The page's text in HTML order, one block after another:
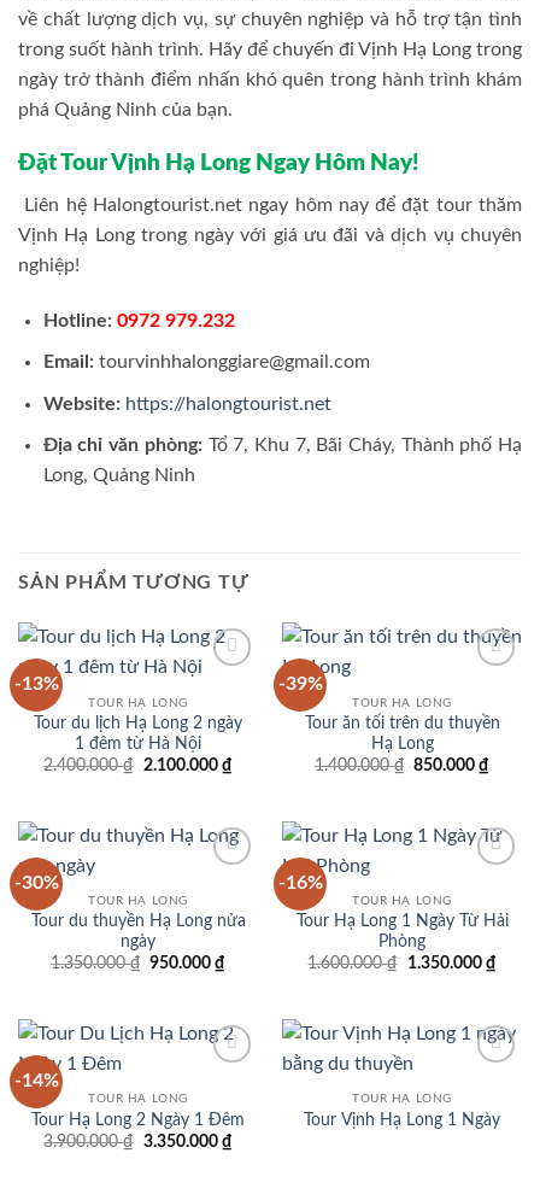
về chất lượng dịch vụ, sự chuyên nghiệp và hỗ trợ tận tình
trong suốt hành trình. Hãy để chuyến đi Vịnh Hạ Long trong
ngày trở thành điểm nhấn khó quên trong hành trình khám
phá Quảng Ninh của bạn.
Đặt Tour Vịnh Hạ Long Ngay Hôm Nay!
Liên hệ Halongtourist.net ngay hôm nay để đặt tour thăm
Vịnh Hạ Long trong ngày với giá ưu đãi và dịch vụ chuyên
nghiệp!
Hotline: 0972 979.232
Email: tourvinhhalonggiare@gmail.com
Website: https://halongtourist.net
Địa chỉ văn phòng:Tổ 7, Khu 7, Bãi Cháy, Thành phố Hạ
Long, Quảng Ninh
SẢN PHẨM TƯƠNG TỰ
-13%
TOUR HẠ LONG
Tour du lịch Hạ Long 2 ngày
1 đêm từ Hà Nội
2.400.000₫
Giá
2.100.000 ₫Giá
hiện
2.100.000 ₫.
-39%
TOUR HẠ LONG
Tour ăn tối trên du thuyền
Hạ Long
1.400.000₫ Giá
850.000₫
-30%
TOUR HẠ LONG
Tour du thuyền Hạ Long nửa
ngày
1.350.000₫ Giá
950.000₫
950.000 ₫.
-16%
TOUR HẠ LONG
Tour Hạ Long 1 Ngày Từ Hải
Phòng
1.600.000₫
Giá
1.350.000 ₫Giá
-14%
TOUR HẠ LONG
Tour Hạ Long 2 Ngày 1 Đêm
3.900.000₫
Giá
3.350.000 ₫Giá
TOUR HẠ LONG
Tour Vịnh Hạ Long 1 Ngày